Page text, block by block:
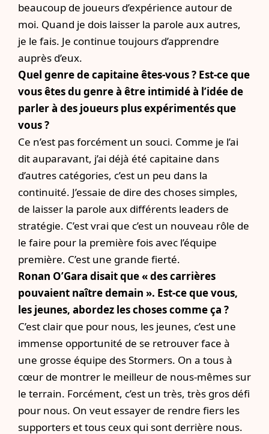
beaucoup de joueurs d’expérience autour de
moi. Quand je dois laisser la parole aux autres,
je le fais. Je continue toujours d’apprendre
auprès d’eux.
Quel genre de capitaine êtes-vous ? Est-ce que
vous êtes du genre à être intimidé à l’idée de
parler à des joueurs plus expérimentés que
vous ?
Ce n’est pas forcément un souci. Comme je l’ai
dit auparavant, j’ai déjà été capitaine dans
d’autres catégories, c’est un peu dans la
continuité. J’essaie de dire des choses simples,
de laisser la parole aux différents leaders de
stratégie. C’est vrai que c’est un nouveau rôle de
le faire pour la première fois avec l’équipe
première. C’est une grande fierté.
Ronan O’Gara disait que « des carrières
pouvaient naître demain ». Est-ce que vous,
les jeunes, abordez les choses comme ça ?
C’est clair que pour nous, les jeunes, c’est une
immense opportunité de se retrouver face à
une grosse équipe des Stormers. On a tous à
cœur de montrer le meilleur de nous-mêmes sur
le terrain. Forcément, c’est un très, très gros défi
pour nous. On veut essayer de rendre fiers les
supporters et tous ceux qui sont derrière nous.